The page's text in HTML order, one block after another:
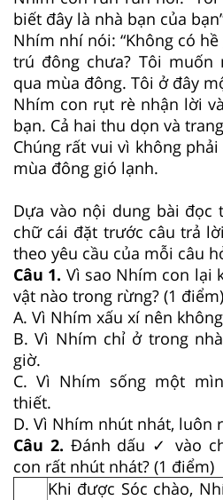
biết đây là nhà bạn của
Nhím nhí nói: “Không có
trú đông chưa? Tôi
qua mùa đông. Tôi ở đây
Nhím con rụt rè nhận lời
bạn. Cả hai thu dọn và
Chúng rất vui vì không
mùa đông gió lạnh.
Dựa vào nội dung bài đọc
chữ cái đặt trước câu trả
theo yêu cầu của mỗi câu
Câu 1. Vì sao Nhím con lại
vật nào trong rừng? (1 điểm)
A. Vì Nhím xấu xí nên
B. Vì Nhím chỉ ở trong
giờ.
C. Vì Nhím sống một
thiết.
D. Vì Nhím nhút nhát, luôn
Câu 2. Đánh dấu ✓ vào
con rất nhút nhát? (1 điểm)
Khi được Sóc chào,